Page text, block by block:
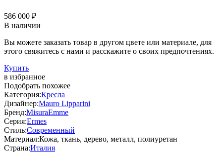
586 000 ₽
В наличии
Вы можете заказать товар в другом цвете или материале, для
этого свяжитесь с нами и расскажите о своих предпочтениях.
Купить
в избранное
Подобрать похожее
Категория:Кресла
Дизайнер:Mauro Lipparini
Бренд:MisuraEmme
Серия:Ermes
Стиль:Современный
Материал:Кожа, ткань, дерево, металл, полиуретан
Страна:Италия